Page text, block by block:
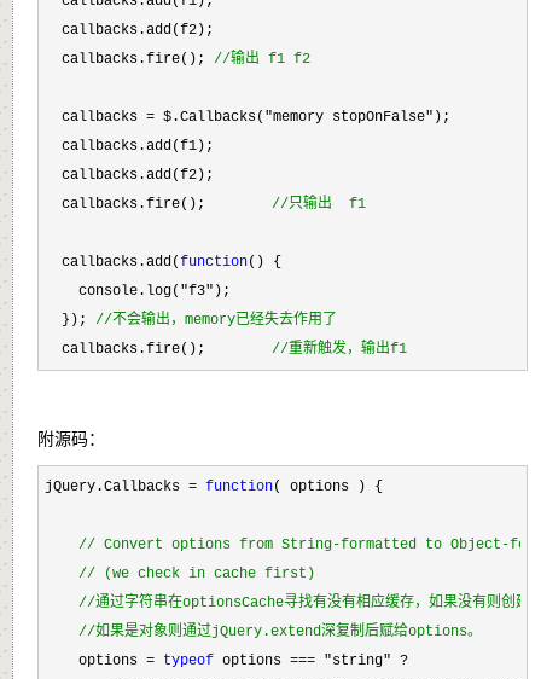
  callbacks.add(f2);
  callbacks.fire();
//输出 f1 f2
  callbacks
= $.Callbacks("memory stopOnFalse" );
  callbacks.add(f1);
  callbacks.add(f2);
  callbacks.fire();
//只输出  f1
  callbacks.add(
function() {
    console.log(
"f3" );
  });
//不会输出，memory已经失去作用了
  callbacks.fire();
//重新触发，输出f1
附源码：
jQuery.Callbacks = function( options ) {
// Convert options from String-formatted to Object-
// (we check in cache first)
//通过字符串在optionsCache寻找有没有相应缓存，如果没有则创建
//如果是对象则通过jQuery.extend深复制后赋给options。
    options =
typeof options === "string" ?